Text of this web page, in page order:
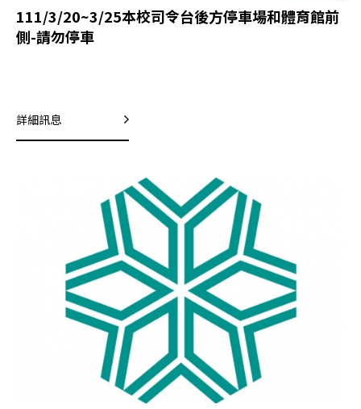
111/3/20~3/25本校司令台後方停車場和體育館前
側-請勿停車
詳細訊息